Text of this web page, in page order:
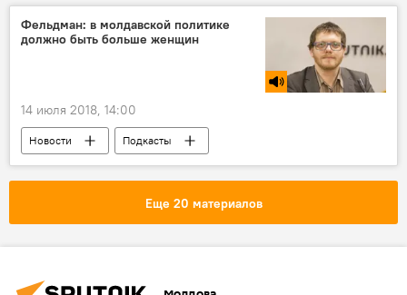
дорожное движение
Новости Кишинева
Фельдман: в молдавской политике
должно быть больше женщин
14 июля 2018, 14:00
Новости
Подкасты
Сказано в эфире
дискриминация
гендерное равенство
Еще 20 материалов